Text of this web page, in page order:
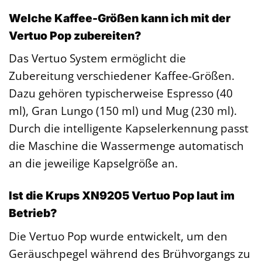
Welche Kaffee-Größen kann ich mit der
Vertuo Pop zubereiten?
Das Vertuo System ermöglicht die
Zubereitung verschiedener Kaffee-Größen.
Dazu gehören typischerweise Espresso (40
ml), Gran Lungo (150 ml) und Mug (230 ml).
Durch die intelligente Kapselerkennung passt
die Maschine die Wassermenge automatisch
an die jeweilige Kapselgröße an.
Ist die Krups XN9205 Vertuo Pop laut im
Betrieb?
Die Vertuo Pop wurde entwickelt, um den
Geräuschpegel während des Brühvorgangs zu